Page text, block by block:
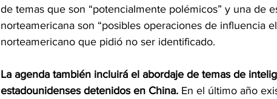
de temas que son “potencialmente polémicos” y una de
norteamericana son “posibles operaciones de influencia
norteamericano que pidió no ser identificado.
La agenda también incluirá el abordaje de temas de
estadounidenses detenidos en China. En el último año